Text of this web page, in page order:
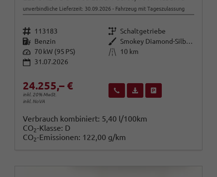
unverbindliche Lieferzeit: 30.09.2026 Fahrzeug mit Tageszulassung
Fahrzeugnr. 113183 Getriebe Schaltgetriebe
Kraftstoff Benzin Außenfarbe
Smokey Diamond-Silber Metallic
Leistung 70 kW (95 PS) Kilometerstand
10 km
31.07.2026
24.255,– €
inkl. 20% MwSt.
inkl. NoVA
Wir rufen Sie anFahrzeugexposé (PDF)
Verbrauch kombiniert: 5,40 l/100km
CO2-Klasse: D
CO2-Emissionen: 122,00 g/km